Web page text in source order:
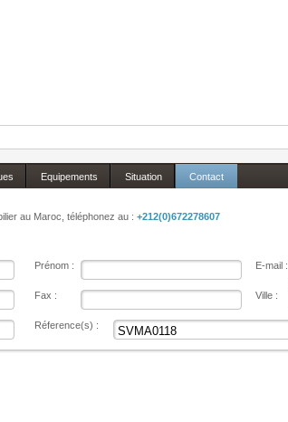
Equipements Situation Contact
au Maroc, téléphonez au : +212(0)672278607
Prénom : E-mail :
Fax : Ville :
Réference(s) :